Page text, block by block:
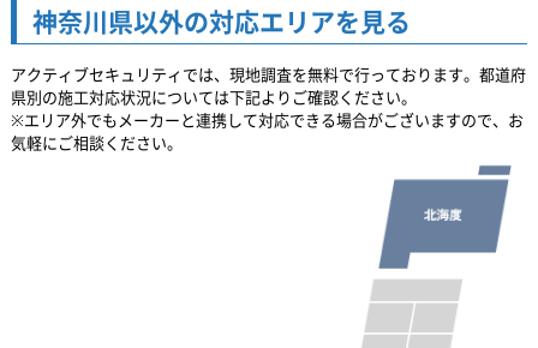
神奈川県以外の対応エリアを見る
アクティブセキュリティでは、現地調査を無料で行っております。都道府
県別の施工対応状況については下記よりご確認ください。
※エリア外でもメーカーと連携して対応できる場合がございますので、お
気軽にご相談ください。